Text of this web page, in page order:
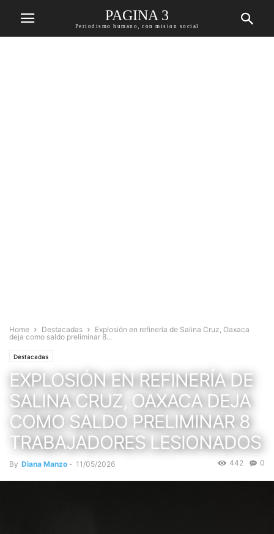
PAGINA 3
Periodismo humano, con mision social
Home Destacadas
Explosión en refinería de Salina Cruz, Oaxaca
deja como saldo preliminar 8...
Destacadas
EXPLOSIÓN EN REFINERÍA DE
SALINA CRUZ, OAXACA DEJA
COMO SALDO PRELIMINAR 8
TRABAJADORES LESIONADOS
By Diana Manzo - 11/05/2026 0
442